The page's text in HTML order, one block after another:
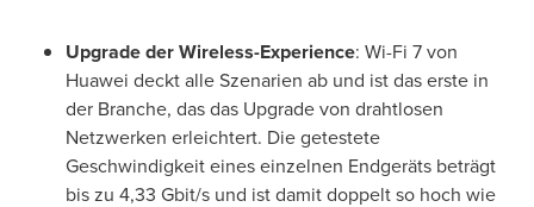
Upgrade der Wireless-Experience: Wi-Fi 7 von
Huawei deckt alle Szenarien ab und ist das erste in
der Branche, das das Upgrade von drahtlosen
Netzwerken erleichtert. Die getestete
Geschwindigkeit eines einzelnen Endgeräts beträgt
bis zu 4,33 Gbit/s und ist damit doppelt so hoch wie